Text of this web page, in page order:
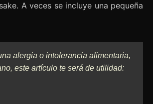
A veces se incluye una pequeña
alergia o intolerancia alimentaria,
este artículo te será de utilidad: